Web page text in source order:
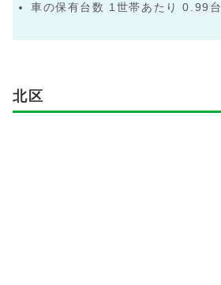
車の保有台数 1世帯あたり 0.99台
北区